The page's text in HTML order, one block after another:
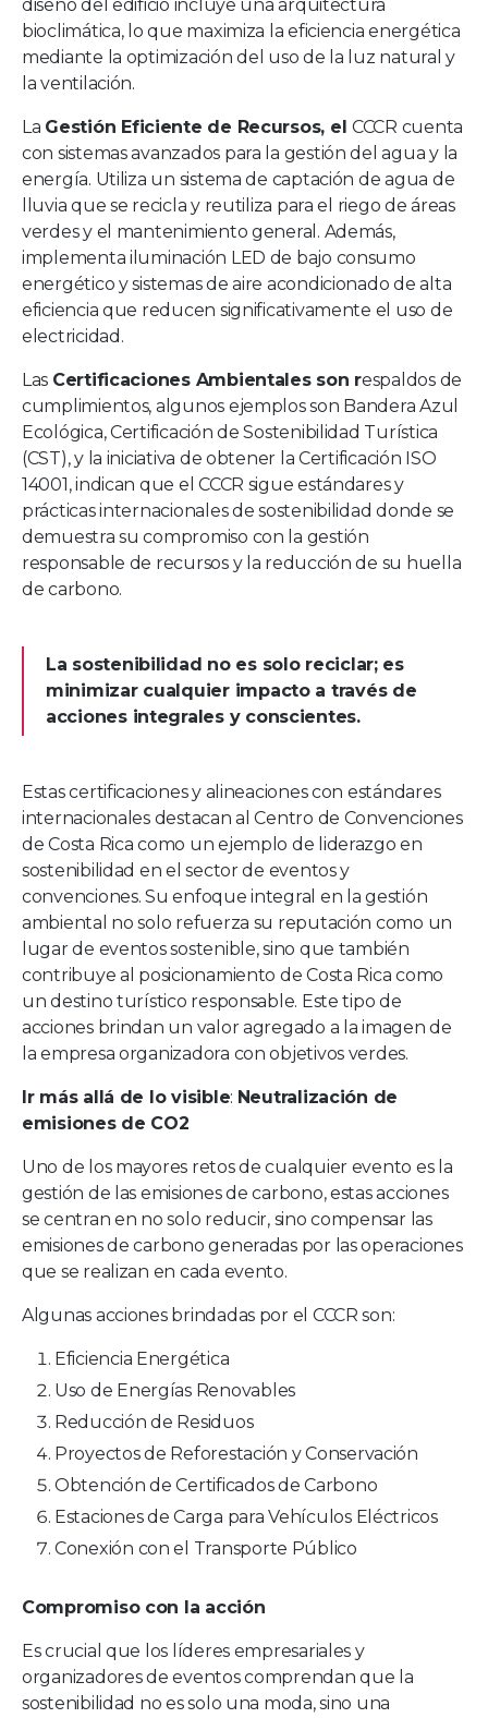
diseño del edificio incluye una arquitectura
bioclimática, lo que maximiza la eficiencia energética
mediante la optimización del uso de la luz natural y
la ventilación.
La Gestión Eficiente de Recursos, elCCCR cuenta
con sistemas avanzados para la gestión del agua y la
energía. Utiliza un sistema de captación de agua de
lluvia que se recicla y reutiliza para el riego de áreas
verdes y el mantenimiento general. Además,
implementa iluminación LED de bajo consumo
energético y sistemas de aire acondicionado de alta
eficiencia que reducen significativamente el uso de
electricidad.
Las Certificaciones Ambientales son respaldos de
cumplimientos, algunos ejemplos son Bandera Azul
Ecológica, Certificación de Sostenibilidad Turística
(CST), y la iniciativa de obtener la Certificación ISO
14001, indican que el CCCR sigue estándares y
prácticas internacionales de sostenibilidad donde se
demuestra su compromiso con la gestión
responsable de recursos y la reducción de su huella
de carbono.
La sostenibilidad no es solo reciclar; es
minimizar cualquier impacto a través de
acciones integrales y conscientes.
Estas certificaciones y alineaciones con estándares
internacionales destacan al Centro de Convenciones
de Costa Rica como un ejemplo de liderazgo en
sostenibilidad en el sector de eventos y
convenciones. Su enfoque integral en la gestión
ambiental no solo refuerza su reputación como un
lugar de eventos sostenible, sino que también
contribuye al posicionamiento de Costa Rica como
un destino turístico responsable. Este tipo de
acciones brindan un valor agregado a la imagen de
la empresa organizadora con objetivos verdes.
Ir más allá de lo visible: Neutralización de
emisiones de CO2
Uno de los mayores retos de cualquier evento es la
gestión de las emisiones de carbono, estas acciones
se centran en no solo reducir, sino compensar las
emisiones de carbono generadas por las operaciones
que se realizan en cada evento.
Algunas acciones brindadas por el CCCR son:
Eficiencia Energética
Uso de Energías Renovables
Reducción de Residuos
Proyectos de Reforestación y Conservación
Obtención de Certificados de Carbono
Estaciones de Carga para Vehículos Eléctricos
Conexión con el Transporte Público
Compromiso con la acción
Es crucial que los líderes empresariales y
organizadores de eventos comprendan que la
sostenibilidad no es solo una moda, sino una